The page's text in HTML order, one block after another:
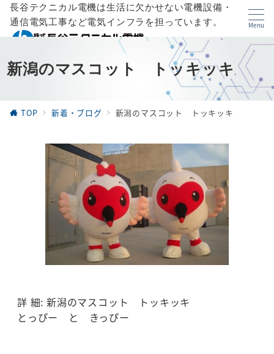
Menu
長谷テクニカル電機は生活に欠かせない電機設備・
通信電気工事など電気インフラを担っています。
新潟のマスコット トッキッキ
TOP 新着・ブログ 新潟のマスコット トッキッキ
詳 細: 新潟のマスコット トッキッキ
とっぴー と きっぴー